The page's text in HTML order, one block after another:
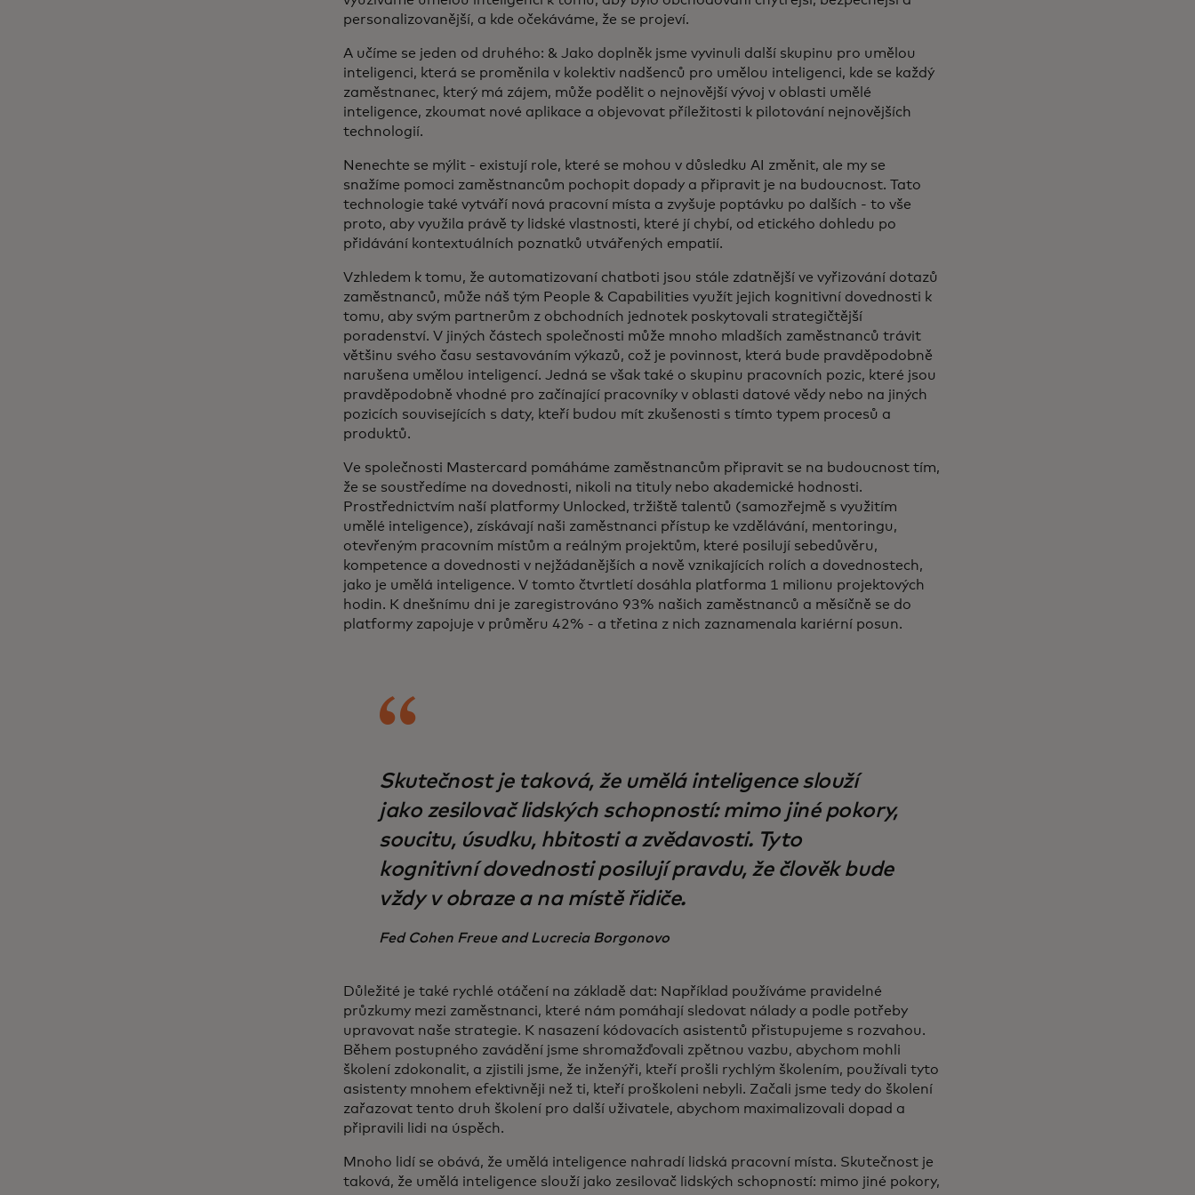
personalizovanější, a kde očekáváme, že se projeví.
A učíme se jeden od druhého: & Jako doplněk jsme vyvinuli další skupinu pro umělou
inteligenci, která se proměnila v kolektiv nadšenců pro umělou inteligenci, kde se každý
zaměstnanec, který má zájem, může podělit o nejnovější vývoj v oblasti umělé
inteligence, zkoumat nové aplikace a objevovat příležitosti k pilotování nejnovějších
technologií.
Nenechte se mýlit - existují role, které se mohou v důsledku AI změnit, ale my se
snažíme pomoci zaměstnancům pochopit dopady a připravit je na budoucnost. Tato
technologie také vytváří nová pracovní místa a zvyšuje poptávku po dalších - to vše
proto, aby využila právě ty lidské vlastnosti, které jí chybí, od etického dohledu po
přidávání kontextuálních poznatků utvářených empatií.
Vzhledem k tomu, že automatizovaní chatboti jsou stále zdatnější ve vyřizování dotazů
zaměstnanců, může náš tým People & Capabilities využít jejich kognitivní dovednosti k
tomu, aby svým partnerům z obchodních jednotek poskytovali strategičtější
poradenství. V jiných částech společnosti může mnoho mladších zaměstnanců trávit
většinu svého času sestavováním výkazů, což je povinnost, která bude pravděpodobně
narušena umělou inteligencí. Jedná se však také o skupinu pracovních pozic, které jsou
pravděpodobně vhodné pro začínající pracovníky v oblasti datové vědy nebo na jiných
pozicích souvisejících s daty, kteří budou mít zkušenosti s tímto typem procesů a
produktů.
Ve společnosti Mastercard pomáháme zaměstnancům připravit se na budoucnost tím,
že se soustředíme na dovednosti, nikoli na tituly nebo akademické hodnosti.
Prostřednictvím naší platformy Unlocked, tržiště talentů (samozřejmě s využitím
umělé inteligence), získávají naši zaměstnanci přístup ke vzdělávání, mentoringu,
otevřeným pracovním místům a reálným projektům, které posilují sebedůvěru,
kompetence a dovednosti v nejžádanějších a nově vznikajících rolích a dovednostech,
jako je umělá inteligence. V tomto čtvrtletí dosáhla platforma 1 milionu projektových
hodin. K dnešnímu dni je zaregistrováno 93% našich zaměstnanců a měsíčně se do
platformy zapojuje v průměru 42% - a třetina z nich zaznamenala kariérní posun.
Skutečnost je taková, že umělá inteligence slouží
jako zesilovač lidských schopností: mimo jiné pokory,
soucitu, úsudku, hbitosti a zvědavosti. Tyto
kognitivní dovednosti posilují pravdu, že člověk bude
vždy v obraze a na místě řidiče.
Fed Cohen Freue and Lucrecia Borgonovo
Důležité je také rychlé otáčení na základě dat: Například používáme pravidelné
průzkumy mezi zaměstnanci, které nám pomáhají sledovat nálady a podle potřeby
upravovat naše strategie. K nasazení kódovacích asistentů přistupujeme s rozvahou.
Během postupného zavádění jsme shromažďovali zpětnou vazbu, abychom mohli
školení zdokonalit, a zjistili jsme, že inženýři, kteří prošli rychlým školením, používali tyto
asistenty mnohem efektivněji než ti, kteří proškoleni nebyli. Začali jsme tedy do školení
zařazovat tento druh školení pro další uživatele, abychom maximalizovali dopad a
připravili lidi na úspěch.
Mnoho lidí se obává, že umělá inteligence nahradí lidská pracovní místa. Skutečnost je
taková, že umělá inteligence slouží jako zesilovač lidských schopností: mimo jiné pokory,